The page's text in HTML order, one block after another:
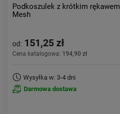
Podkoszulek z krótkim rękawem
Mesh
od: 151,25 zł
Cena katalogowa: 194,90 zł
Wysyłka w: 3-4 dni
Darmowa dostawa